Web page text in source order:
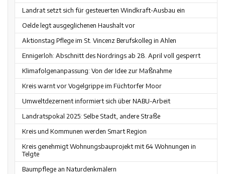
Landrat setzt sich für gesteuerten Windkraft-Ausbau ein
Oelde legt ausgeglichenen Haushalt vor
Aktionstag Pflege im St. Vincenz Berufskolleg in Ahlen
Ennigerloh: Abschnitt des Nordrings ab 28. April voll gesperrt
Klimafolgenanpassung: Von der Idee zur Maßnahme
Kreis warnt vor Vogelgrippe im Füchtorfer Moor
Umweltdezernent informiert sich über NABU-Arbeit
Landratspokal 2025: Selbe Stadt, andere Straße
Kreis und Kommunen werden Smart Region
Kreis genehmigt Wohnungsbauprojekt mit 64 Wohnungen in
Telgte
Baumpflege an Naturdenkmälern